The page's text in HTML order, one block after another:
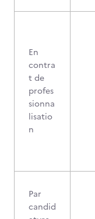
En
contra
t de
profes
sionna
lisatio
n
Par
candid